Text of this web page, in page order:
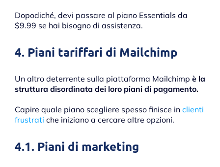
Dopodiché, devi passare al piano Essentials da
$9.99 se hai bisogno di assistenza.
4. Piani tariffari di Mailchimp
Un altro deterrente sulla piattaforma Mailchimp è la
struttura disordinata dei loro piani di pagamento.
Capire quale piano scegliere spesso finisce in clienti
frustrati che iniziano a cercare altre opzioni.
4.1. Piani di marketing